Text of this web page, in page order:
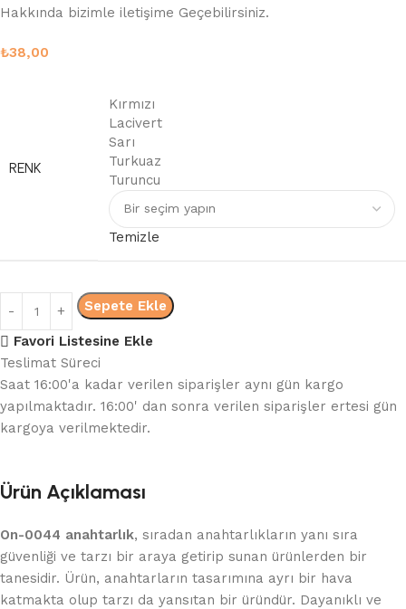
Hakkında bizimle iletişime Geçebilirsiniz.
₺38,00
RENK
Kırmızı
Lacivert
Sarı
Turkuaz
Turuncu
Temizle
Sepete Ekle
Favori Listesine Ekle
Teslimat Süreci
Saat 16:00'a kadar verilen siparişler aynı gün kargo
yapılmaktadır. 16:00' dan sonra verilen siparişler ertesi gün
kargoya verilmektedir.
Ürün Açıklaması
On-0044 anahtarlık, sıradan anahtarlıkların yanı sıra
güvenliği ve tarzı bir araya getirip sunan ürünlerden bir
tanesidir. Ürün, anahtarların tasarımına ayrı bir hava
katmakta olup tarzı da yansıtan bir üründür. Dayanıklı ve